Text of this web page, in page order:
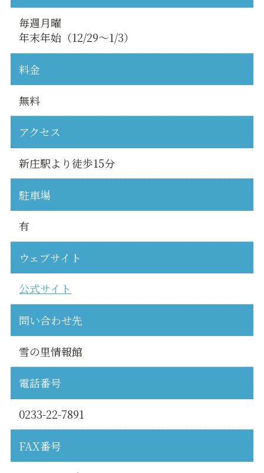
毎週月曜
年末年始（12/29～1/3）
料金
無料
アクセス
新庄駅より徒歩15分
駐車場
有
ウェブサイト
公式サイト
問い合わせ先
雪の里情報館
電話番号
0233-22-7891
FAX番号